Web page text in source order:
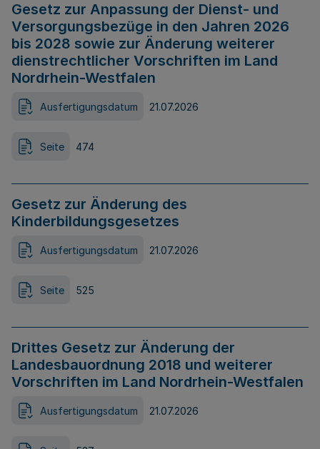
Gesetz zur Anpassung der Dienst- und
Versorgungsbezüge in den Jahren 2026
bis 2028 sowie zur Änderung weiterer
dienstrechtlicher Vorschriften im Land
Nordrhein-Westfalen
Ausfertigungsdatum 21.07.2026
Seite 474
Gesetz zur Änderung des
Kinderbildungsgesetzes
Ausfertigungsdatum 21.07.2026
Seite 525
Drittes Gesetz zur Änderung der
Landesbauordnung 2018 und weiterer
Vorschriften im Land Nordrhein-Westfalen
Ausfertigungsdatum 21.07.2026